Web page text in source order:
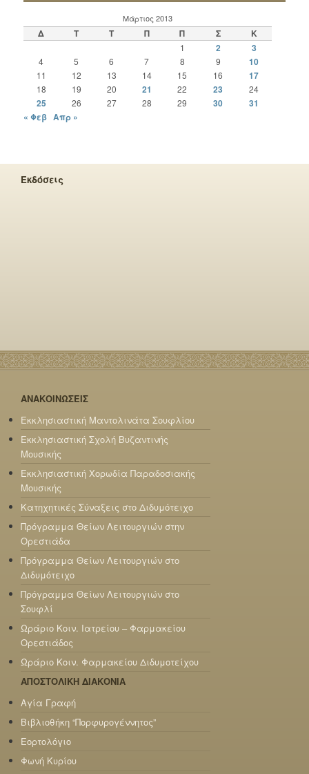
Μάρτιος 2013
Δ Τ Τ Π Π Σ Κ
1 2 3
4 5 6 7 8 9 10
11 12 13 14 15 16 17
18 19 20 21 22 23 24
25 26 27 28 29 30
31
« Φεβ Απρ »
Εκδόσεις
ΑΝΑΚΟΙΝΩΣΕΙΣ
Εκκλησιαστική Μαντολινάτα Σουφλίου
Εκκλησιαστική Σχολή Βυζαντινής
Μουσικής
Εκκλησιαστική Χορωδία Παραδοσιακής
Μουσικής
Κατηχητικές Σύναξεις στο Διδυμότειχο
Πρόγραμμα Θείων Λειτουργιών στην
Ορεστιάδα
Πρόγραμμα Θείων Λειτουργιών στο
Διδυμότειχο
Πρόγραμμα Θείων Λειτουργιών στο
Σουφλί
Ωράριο Κοιν. Ιατρείου – Φαρμακείου
Ορεστιάδος
Ωράριο Κοιν. Φαρμακείου Διδυμοτείχου
ΑΠΟΣΤΟΛΙΚΗ ΔΙΑΚΟΝΙΑ
Αγία Γραφή
Βιβλιοθήκη “Πορφυρογέννητος”
Εορτολόγιο
Φωνή Κυρίου